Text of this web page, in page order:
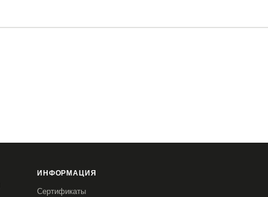
ИНФОРМАЦИЯ
Сертификаты